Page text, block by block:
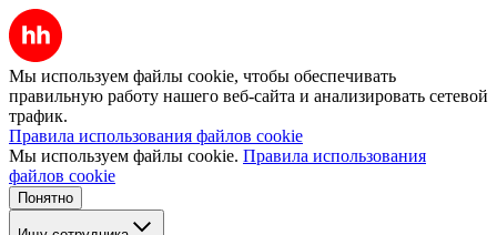
Мы используем файлы cookie, чтобы обеспечивать
правильную работу нашего веб-сайта и анализировать сетевой
трафик.
Правила использования файлов cookie
Мы используем файлы cookie. Правила использования
файлов cookie
Понятно